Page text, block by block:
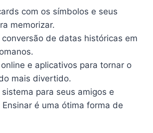
com os símbolos e seus
memorizar.
conversão de datas históricas em
e aplicativos para tornar o
mais divertido.
sistema para seus amigos e
é uma ótima forma de